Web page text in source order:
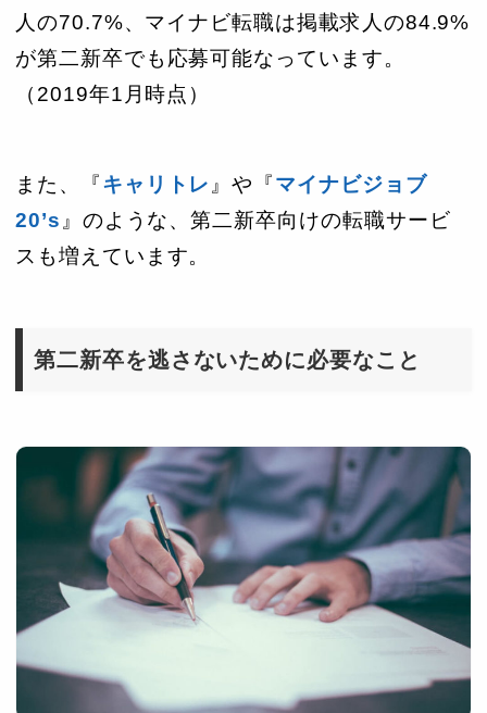
人の70.7%、マイナビ転職は掲載求人の84.9%
が第二新卒でも応募可能なっています。
（2019年1月時点）
また、『キャリトレ 』や『マイナビジョブ
20’s 』のような、第二新卒向けの転職サービ
スも増えています。
第二新卒を逃さないために必要なこと